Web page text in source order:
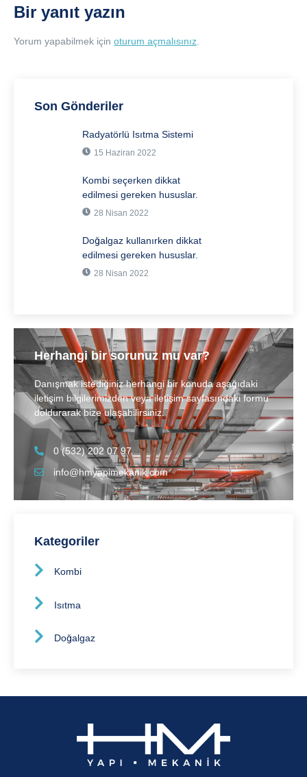
Bir yanıt yazın
Yorum yapabilmek için oturum açmalısınız
Son Gönderiler
Radyatörlü Isıtma Sistemi
15 Haziran 2022
Kombi seçerken dikkat
edilmesi gereken hususlar.
28 Nisan 2022
Doğalgaz kullanırken dikkat
edilmesi gereken hususlar.
28 Nisan 2022
Herhangi bir sorunuz mu var?
Danışmak istediğiniz herhangi bir konuda aşağıdaki
iletişim bilgilerimizden veya iletişim sayfasındaki formu
doldurarak bize ulaşabilirsiniz.
0 (532) 202 07 97
info@hmyapimekanik.com
Kategoriler
Kombi
Isıtma
Doğalgaz